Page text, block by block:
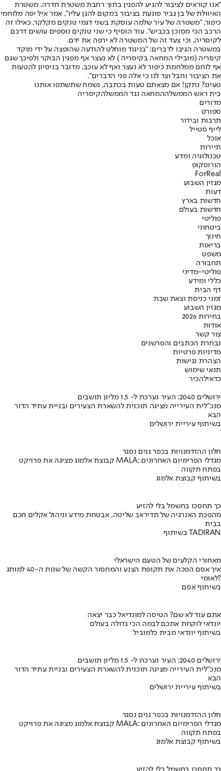
״אנו קוראים לציבור להגיע להפגין בתוך רחבת משטרת חדרה. משטרת
האיוולת של בן גביר פוגעת בציבור במקום להגן עליו״, אמר איל יפה מלוחמי
כיפור, ״משטרה של עיר שלמה עוסקת בשני דגמי טנקים מקלקר, כאילו זה
הרכב הכי מסוכן בכביש״. עוד הוסיף כי שני טנקים נוספים עושים דרכם
לקיסריה, וכי צעד זה של המשטרה לא ירפה את ידם.
במשטרה הגיבו לדברים: "בניגוד מוחלט להודעה שהופצה על ידי מוקד
קיסריה (מובילי המחאה בקיסריה ) לא נעצר אף מפגין הבוקר ולפיכך שגם
אף לוחם ממלחמת כיפור לא נעצר ואף לא עוכב. מדובר בניסיון להטעות
את הציבור וחבל וצר לנו כי אלה פני הדברים".
טעינו? נתקן! אם מצאתם טעות בכתבה, נשמח שתשתפו אותנו
בית ראש הממשלההמחאה נגד הממשלהקיסריה
מדורים
ספורט
תרבות ובידור
לייף סטייל
אוכל
תיירות
טכנולוגיה ומדע
הורוסקופ
ForReal
מגזין השבוע
דעות
חדשות בארץ
חדשות בעולם
פוליטי
ביטחוני
חינוך
בריאות
משפט
תחבורה
פוליטי-מדיני
כללי ומידע
דף הבית
זמני כניסת וצאת שבת
מגזין השבוע
בחירות 2026
אודות
צור קשר
נבחרת הכתבים והפרשנים
מדיניות פרטיות
הצהרת נגישות
תנאי שימוש
כדאילהכיר
ירושלים 2040: העיר נערכת ל- 1.5 מליון תושבים
מנכ"לית העירייה מציגה תוכנית להשארת הצעירים ובניית עתיד הדור
הבא
בשיתוף עיריית ירושלים
חלון ההזדמנויות בכפר גנים נסגר
קבוצת אלמוג מציגה את פרויקט MALA: מגדלי הפרימיום האחרונים
בפתח תקווה
בשיתוף קבוצת אלמוג
כך תחסכו בחשמל בלי להזיע
מהפכת האנרגיה של תדיראן: שליטה, אבטחת מידע וניהול אקלים חכם
בבית
בשיתוף TADIRAN
מאחורי הקלעים של הטעם הישראלי
איך אסם הפכה את תקופת הצנע והמחסור הקשה של שנות ה-40 למותג
לאומי?
בשיתוף אסם
אתם עוד לא שם? הטיסה למונדיאל כבר יצאה
יונדאי לוקחת אתכם לבמה הכי גדולה בעולם
בשיתוף יונדאי מבית כלמוביל
ירושלים 2040: העיר נערכת ל- 1.5 מליון תושבים
מנכ"לית העירייה מציגה תוכנית להשארת הצעירים ובניית עתיד הדור
הבא
בשיתוף עיריית ירושלים
חלון ההזדמנויות בכפר גנים נסגר
קבוצת אלמוג מציגה את פרויקט MALA: מגדלי הפרימיום האחרונים
בפתח תקווה
בשיתוף קבוצת אלמוג